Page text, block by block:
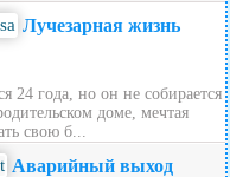
Лучезарная жизнь
24 года, но он не собирается
доме, мечтая
свою б...
Аварийный выход